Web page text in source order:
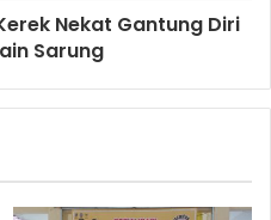
Nekat Gantung Diri
Sarung